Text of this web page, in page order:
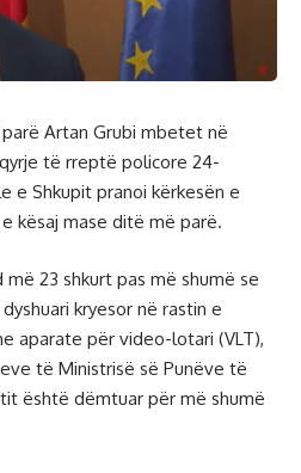
Artan Grubi mbetet në
të rreptë policore 24-
e Shkupit pranoi kërkesën e
kësaj mase ditë më parë.
më 23 shkurt pas më shumë se
kryesor në rastin e
aparate për video-lotari (VLT),
të Ministrisë së Punëve të
është dëmtuar për më shumë